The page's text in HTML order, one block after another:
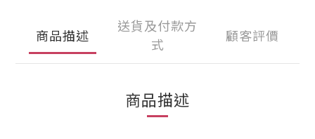
商品描述
送貨及付款方
式
顧客評價
商品描述